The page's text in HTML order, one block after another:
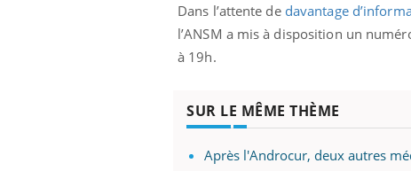
Dans l’attente de davantage
l’ANSM a mis à disposition un
à 19h.
SUR LE MÊME THÈME
Après l'Androcur, deux autres